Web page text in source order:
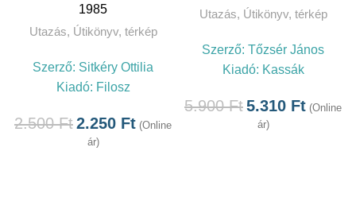
1985
Utazás, Útikönyv, térkép
Szerző: Sitkéry Ottilia
Kiadó: Filosz
2.500Ft2.250 Ft (Online
ár)
Utazás, Útikönyv, térkép
Szerző: Tőzsér János
Kiadó: Kassák
5.900Ft5.310 Ft (Online
ár)